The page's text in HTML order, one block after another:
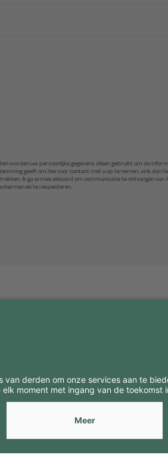
worden uw persoonlijke gegevens alleen gebruikt om de
geeft om hiervoor contact met u op te nemen, vink
Ik ga ermee akkoord om communicatie te ontvangen
en te respecteren.